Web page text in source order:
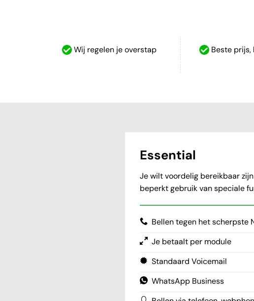
Wij regelen je overstap Beste
Essential
Je wilt voordelig bereikbaar
beperkt gebruik van speciale
Bellen tegen het scherpste
Je betaalt per module
Standaard Voicemail
WhatsApp Business